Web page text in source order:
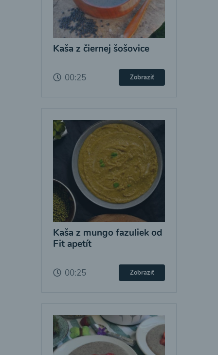
Kaša z čiernej šošovice
00:25 Zobraziť
Kaša z mungo fazuliek od
Fit apetít
00:25 Zobraziť